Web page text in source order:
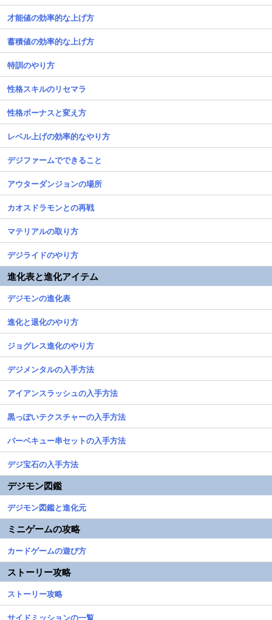
才能値の効率的な上げ方
蓄積値の効率的な上げ方
特訓のやり方
性格スキルのリセマラ
性格ボーナスと変え方
レベル上げの効率的なやり方
デジファームでできること
アウターダンジョンの場所
カオスドラモンとの再戦
マテリアルの取り方
デジライドのやり方
進化表と進化アイテム
デジモンの進化表
進化と退化のやり方
ジョグレス進化のやり方
デジメンタルの入手方法
アイアンスラッシュの入手方法
黒っぽいテクスチャーの入手方法
バーベキュー串セットの入手方法
デジ宝石の入手方法
デジモン図鑑
デジモン図鑑と進化元
ミニゲームの攻略
カードゲームの遊び方
ストーリー攻略
ストーリー攻略
サイドミッションの一覧